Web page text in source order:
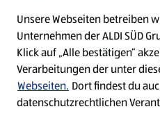
Unsere Webseiten betreiben
Unternehmen der ALDI SÜD
Klick auf „Alle bestätigen“
Verarbeitungen der unter
Webseiten. Dort findest du
datenschutzrechtlichen